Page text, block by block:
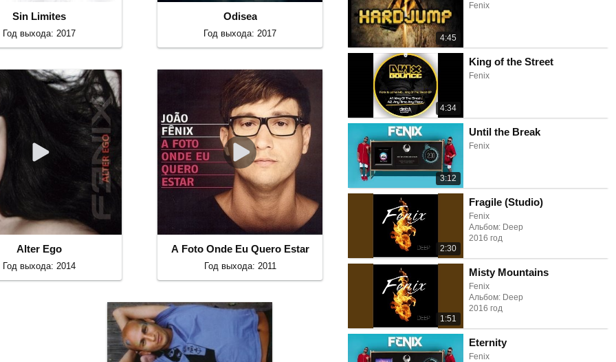
4:45
Fenix
4:34
King of the Street
Fenix
3:12
Until the Break
Fenix
2:30
Fragile (Studio)
Fenix
Альбом: Deep
2016 год
1:51
Misty Mountains
Fenix
Альбом: Deep
2016 год
Eternity
Fenix
Sin Limites
Год выхода: 2017
Odisea
Год выхода: 2017
Alter Ego
Год выхода: 2014
A Foto Onde Eu Quero Estar
Год выхода: 2011